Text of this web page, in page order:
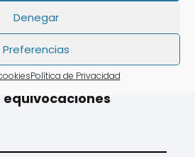
Denegar
Preferencias
Política de Privacidad
de AsesoraTech,
errores fácilmente.
de AsesoraTech,